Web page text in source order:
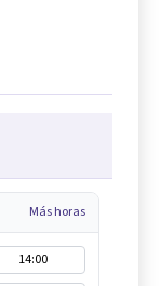
Más horas
14:00